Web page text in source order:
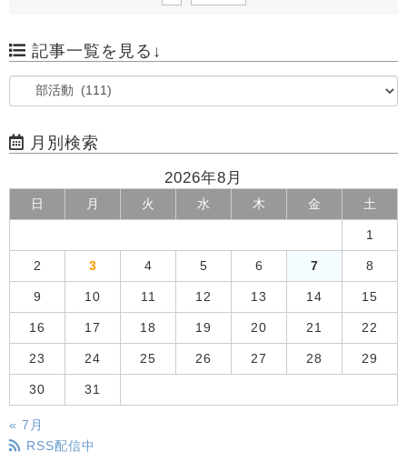
記事一覧を見る↓
月別検索
2026年8月
日 月 火 水 木 金 土
1
2 3 4 5 6 7 8
9 10 11 12 13 14 15
16 17 18 19 20 21 22
23 24 25 26 27 28 29
30 31
« 7月
RSS配信中